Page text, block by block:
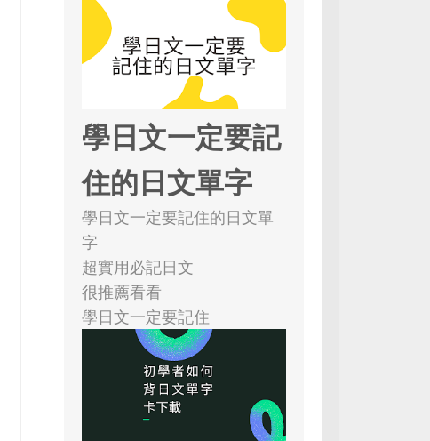
學日文一定要記
住的日文單字
學日文一定要記住的日文單
字
超實用必記日文
很推薦看看
學日文一定要記住